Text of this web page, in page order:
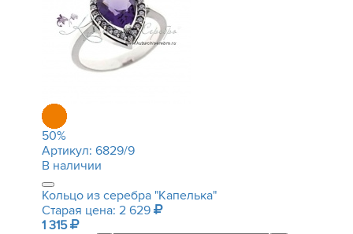
50%
Артикул: 6829/9
В наличии
Кольцо из серебра "Капелька"
Старая цена: 2 629
1 315